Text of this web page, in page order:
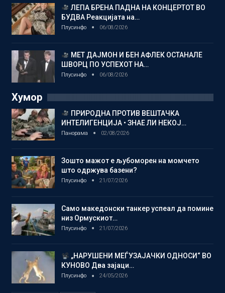
ЛЕПА БРЕНА ПАДНА НА КОНЦЕРТОТ ВО
БУДВА Реакцијата на…
Плусинфо 06/08/2026
МЕТ ДАЈМОН И БЕН АФЛЕК ОСТАНАЛЕ
ШВОРЦ ПО УСПЕХОТ НА…
Плусинфо 06/08/2026
Хумор
ПРИРОДНА ПРОТИВ ВЕШТАЧКА
ИНТЕЛИГЕНЦИЈА • ЗНАЕ ЛИ НЕКОЈ…
Панорама 02/08/2026
Зошто мажот е љубоморен на момчето
што одржува базени?
Плусинфо 21/07/2026
Само македонски танкер успеал да помине
низ Ормускиот…
Плусинфо 21/07/2026
„НАРУШЕНИ МЕЃУЗАЈАЧКИ ОДНОСИ“ ВО
КУНОВО Два зајаци…
Плусинфо 24/05/2026